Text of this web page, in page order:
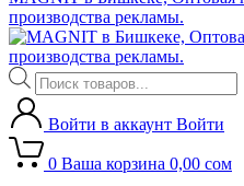
производства рекламы.
Поиск
товаров
Войти в аккаунт Войти
0 Ваша корзина 0,00 сом